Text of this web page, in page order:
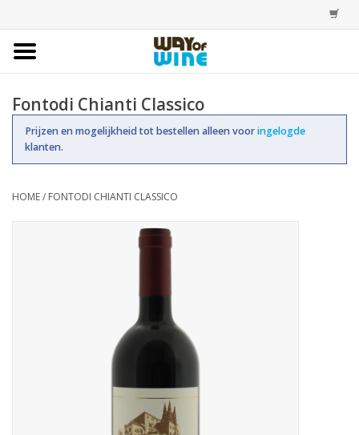
Bestellingen
Assortiment
Fontodi Chianti Classico
Prijzen en mogelijkheid tot bestellen alleen vooringelogde
klanten.
HOME/ FONTODI CHIANTI CLASSICO